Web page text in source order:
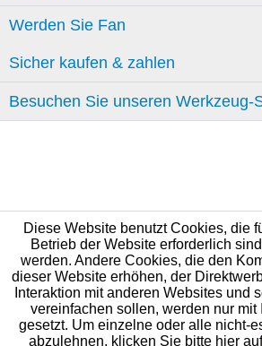
Werden Sie Fan
Sicher kaufen & zahlen
Besuchen Sie unseren Werkzeug-
Diese Website benutzt Cookies, die
Betrieb der Website erforderlich
werden. Andere Cookies, die den
dieser Website erhöhen, der
Interaktion mit anderen Websites und
vereinfachen sollen, werden nur mit
gesetzt. Um einzelne oder alle nicht-
abzulehnen, klicken Sie bitte hier